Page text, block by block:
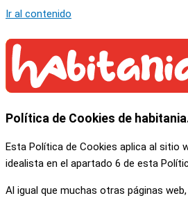
Ir al contenido
Política de Cookies de
Esta Política de Cookies aplica al sitio
idealista en el apartado 6 de esta
Al igual que muchas otras páginas